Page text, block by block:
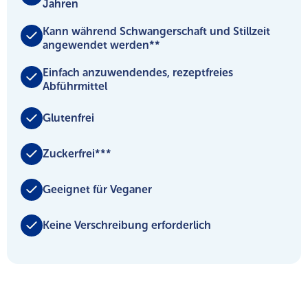
Jahren
Kann während Schwangerschaft und Stillzeit
angewendet werden**
Einfach anzuwendendes, rezeptfreies
Abführmittel
Glutenfrei
Zuckerfrei***
Geeignet für Veganer
Keine Verschreibung erforderlich